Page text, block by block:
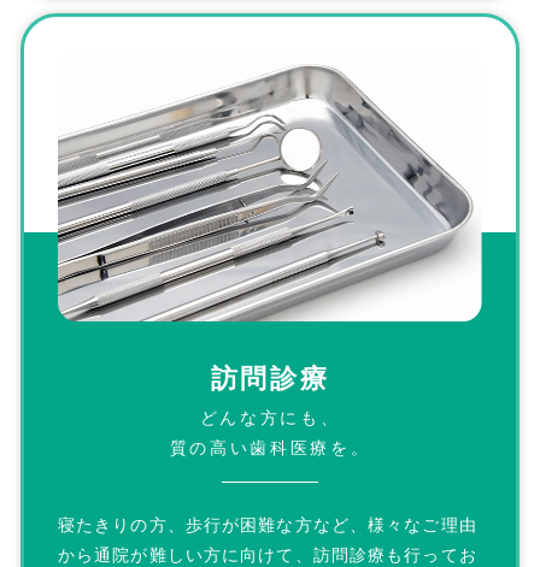
訪問診療
どんな方にも、
質の高い歯科医療を。
寝たきりの方、歩行が困難な方など、様々なご理由
から通院が難しい方に 向けて、訪問診療も行ってお